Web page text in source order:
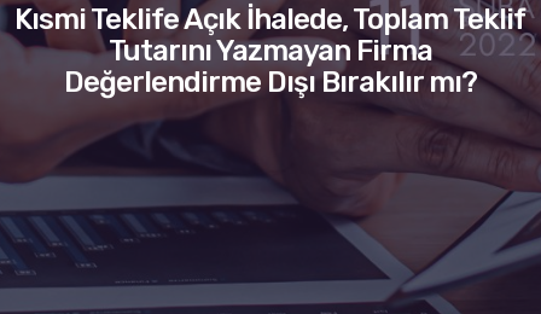
Kısmi Teklife Açık İhalede, Toplam Teklif
Tutarını Yazmayan Firma
Değerlendirme Dışı Bırakılır mı?